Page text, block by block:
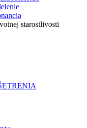
starostlivosti